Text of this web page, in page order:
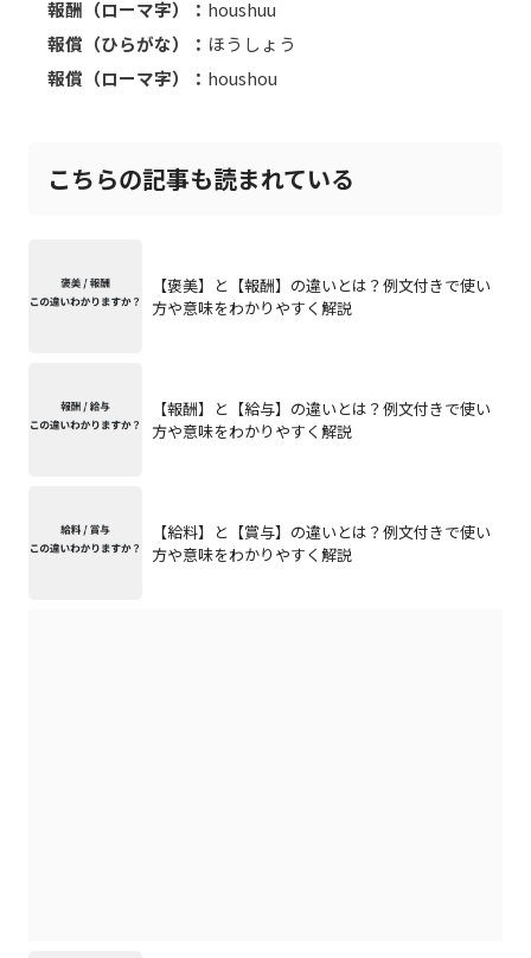
報酬（ローマ字）： houshuu
報償（ひらがな）： ほうしょう
報償（ローマ字）： houshou
こちらの記事も読まれている
【褒美】と【報酬】の違いとは？例文付きで使い
方や意味をわかりやすく解説
【報酬】と【給与】の違いとは？例文付きで使い
方や意味をわかりやすく解説
【給料】と【賞与】の違いとは？例文付きで使い
方や意味をわかりやすく解説